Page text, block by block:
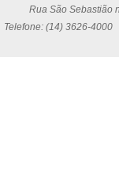
Rua São Sebastião
Telefone: (14) 3626-